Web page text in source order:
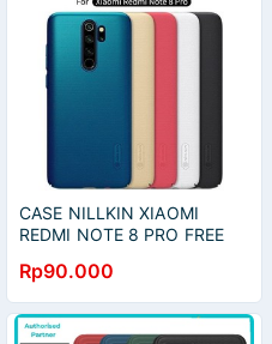
CASE NILLKIN XIAOMI
REDMI NOTE 8 PRO FREE
Rp90.000